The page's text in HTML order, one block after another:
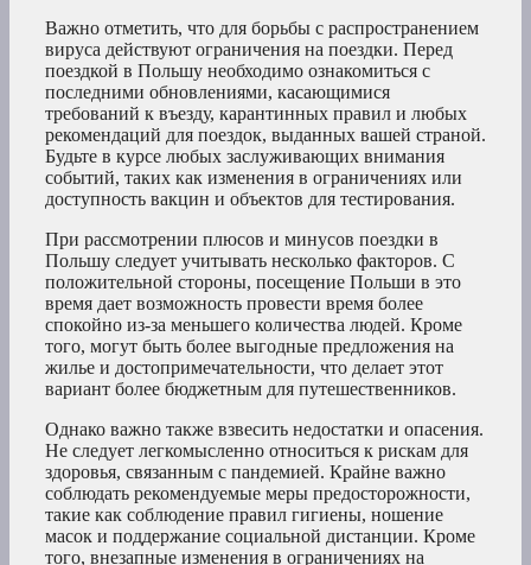
Важно отметить, что для борьбы с распространением
вируса действуют ограничения на поездки. Перед
поездкой в Польшу необходимо ознакомиться с
последними обновлениями, касающимися
требований к въезду, карантинных правил и любых
рекомендаций для поездок, выданных вашей страной.
Будьте в курсе любых заслуживающих внимания
событий, таких как изменения в ограничениях или
доступность вакцин и объектов для тестирования.
При рассмотрении плюсов и минусов поездки в
Польшу следует учитывать несколько факторов. С
положительной стороны, посещение Польши в это
время дает возможность провести время более
спокойно из-за меньшего количества людей. Кроме
того, могут быть более выгодные предложения на
жилье и достопримечательности, что делает этот
вариант более бюджетным для путешественников.
Однако важно также взвесить недостатки и опасения.
Не следует легкомысленно относиться к рискам для
здоровья, связанным с пандемией. Крайне важно
соблюдать рекомендуемые меры предосторожности,
такие как соблюдение правил гигиены, ношение
масок и поддержание социальной дистанции. Кроме
того, внезапные изменения в ограничениях на